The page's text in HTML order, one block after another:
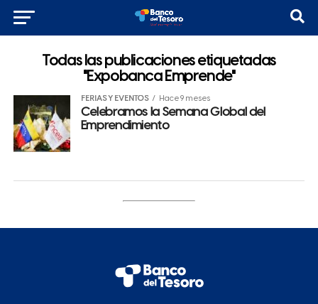
Todas las publicaciones etiquetadas
"Expobanca Emprende"
FERIAS Y EVENTOS Hace 9 meses
Celebramos la Semana Global del
Emprendimiento